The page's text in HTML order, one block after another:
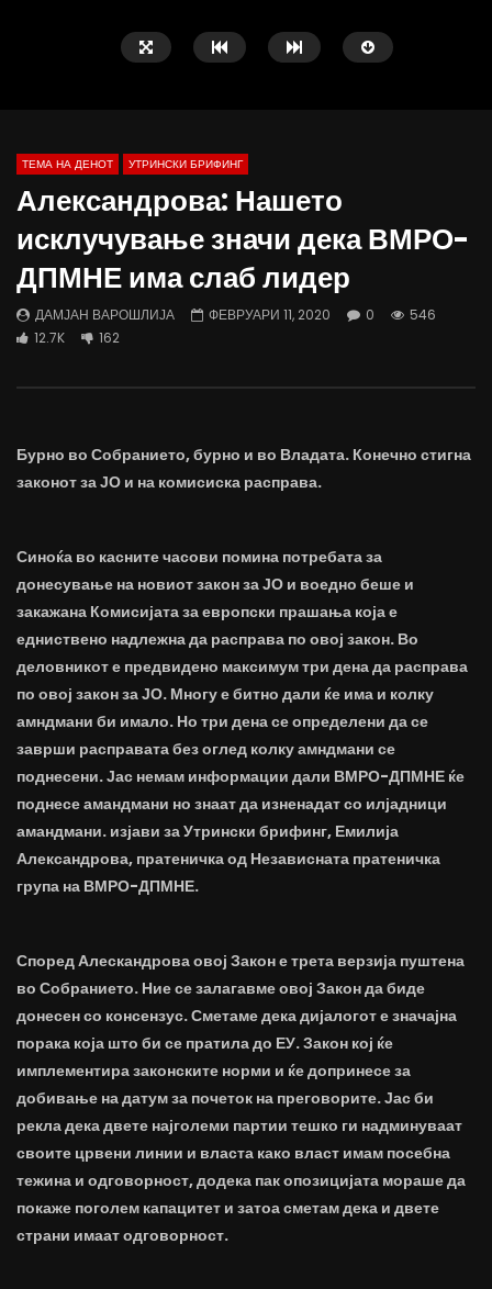
Д-р Беговиќ: Обуката на лекарите
трае предолго за да дозволиме лесно
ДАМЈАН ВАРОШЛИЈА
флексибилна држава
ТЕМА НА ДЕНОТ УТРИНСКИ БРИФИНГ
Александрова: Нашето
исклучување значи дека ВМРО-
ДПМНЕ има слаб лидер
ДАМЈАН ВАРОШЛИЈА ФЕВРУАРИ 11, 2020 0
546
12.7K
162
Бурно во Собранието, бурно и во Владата. Конечно стигна
законот за ЈО и на комисиска расправа.
Синоќа во касните часови помина потребата за
донесување на новиот закон за ЈО и воедно беше и
закажана Комисијата за европски прашања која е
едниствено надлежна да расправа по овој закон. Во
деловникот е предвидено максимум три дена да расправа
по овој закон за ЈО. Многу е битно дали ќе има и колку
амндмани би имало. Но три дена се определени да се
заврши расправата без оглед колку амндмани се
поднесени. Јас немам информации дали ВМРО-ДПМНЕ ќе
поднесе амандмани но знаат да изненадат со илјадници
амандмани. изјави за Утрински брифинг, Емилија
Александрова, пратеничка од Независната пратеничка
група на ВМРО-ДПМНЕ.
Според Алескандрова овој Закон е трета верзија пуштена
во Собранието. Ние се залагавме овој Закон да биде
донесен со консензус. Сметаме дека дијалогот е значајна
порака која што би се пратила до ЕУ. Закон кој ќе
имплементира законските норми и ќе допринесе за
добивање на датум за почеток на преговорите. Јас би
рекла дека двете најголеми партии тешко ги надминуваат
своите црвени линии и власта како власт имам посебна
тежина и одговорност, додека пак опозицијата мораше да
покаже поголем капацитет и затоа сметам дека и двете
страни имаат одговорност.